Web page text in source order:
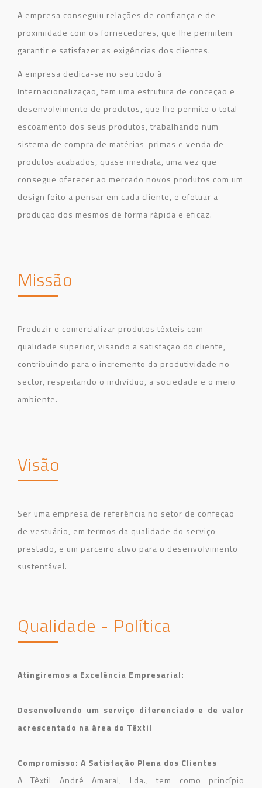
A empresa conseguiu relações de confiança e de
proximidade com os fornecedores, que lhe permitem
garantir e satisfazer as exigências dos clientes.
A empresa dedica-se no seu todo à
Internacionalização, tem uma estrutura de conceção e
desenvolvimento de produtos, que lhe permite o total
escoamento dos seus produtos, trabalhando num
sistema de compra de matérias-primas e venda de
produtos acabados, quase imediata, uma vez que
consegue oferecer ao mercado novos produtos com um
design feito a pensar em cada cliente, e efetuar a
produção dos mesmos de forma rápida e eficaz.
Missão
Produzir e comercializar produtos têxteis com
qualidade superior, visando a satisfação do cliente,
contribuindo para o incremento da produtividade no
sector, respeitando o indivíduo, a sociedade e o meio
ambiente.
Visão
Ser uma empresa de referência no setor de confeção
de vestuário, em termos da qualidade do serviço
prestado, e um parceiro ativo para o desenvolvimento
sustentável.
Qualidade - Política
Atingiremos a Excelência Empresarial:
Desenvolvendo um serviço diferenciado e de valor
acrescentado na área do Têxtil
Compromisso: A Satisfação Plena dos Clientes
A Têxtil André Amaral, Lda., tem como princípio